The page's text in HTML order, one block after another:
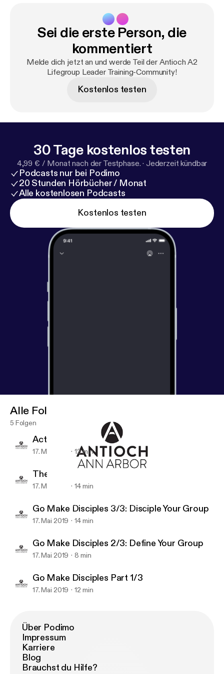
Sei die erste Person, die
kommentiert
Melde dich jetzt an und werde Teil der Antioch A2
Lifegroup Leader Training-Community!
Kostenlos testen
30 Tage kostenlos testen
4,99 € / Monat nach der Testphase. · Jederzeit kündbar
Podcasts nur bei Podimo
20 Stunden Hörbücher / Monat
Alle kostenlosen Podcasts
Kostenlos testen
Antioch A2 Lifegroup Leader Training
Alle Folgen
5 Folgen
Acts 2:42-47
17. Mai 2019 12 min
The Discipleship App
17. Mai 2019 14 min
Go Make Disciples 3/3: Disciple Your Group
17. Mai 2019 14 min
Go Make Disciples 2/3: Define Your Group
17. Mai 2019 8 min
Go Make Disciples Part 1/3
17. Mai 2019 12 min
Über Podimo
Impressum
Karriere
Blog
Brauchst du Hilfe?